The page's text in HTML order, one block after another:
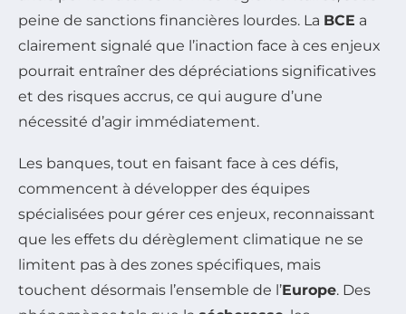
peine de sanctions financières lourdes. La BCE a
clairement signalé que l’inaction face à ces enjeux
pourrait entraîner des dépréciations significatives
et des risques accrus, ce qui augure d’une
nécessité d’agir immédiatement.
Les banques, tout en faisant face à ces défis,
commencent à développer des équipes
spécialisées pour gérer ces enjeux, reconnaissant
que les effets du dérèglement climatique ne se
limitent pas à des zones spécifiques, mais
touchent désormais l’ensemble de l’Europe. Des